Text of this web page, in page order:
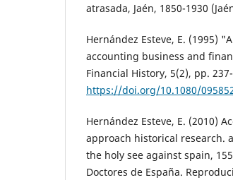
atrasada, Jaén, 1850-1930
Hernández Esteve, E. (1995)
accounting business and
Financial History, 5(2), pp.
https://doi.org/10.1080/
Hernández Esteve, E. (2010)
approach historical research.
the holy see against spain,
Doctores de España.